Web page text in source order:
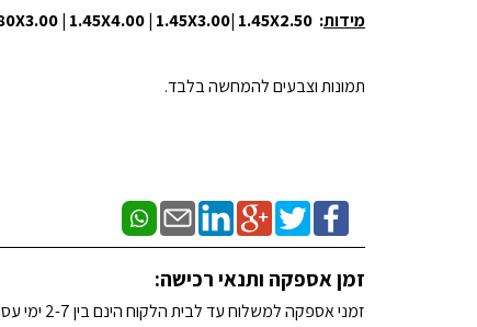
מידות: 180X2.50 | 180X3.00 | 1.45X4.00 | 1.45X3.00| 1.45X2.50 | עגול 180R |
תמונות וצבעים להמחשה בלבד.
זמן אספקה ותנאי רכישה:
זמני אספקה למשלוח עד לבית הלקוח הינם בין 2-7 ימי עסקים. (לא כולל שבתות וחגים)